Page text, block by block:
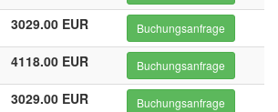
3029.00 EUR Buchungsanfrage
4118.00 EUR Buchungsanfrage
3029.00 EUR Buchungsanfrage